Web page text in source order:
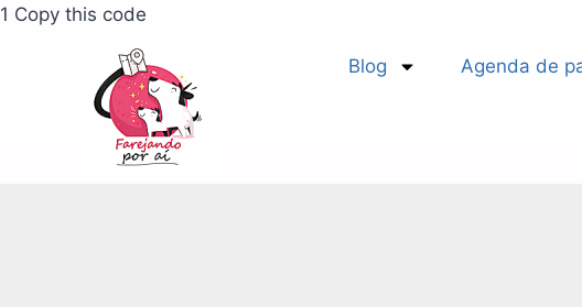
1 Copy this code
Blog Agenda de